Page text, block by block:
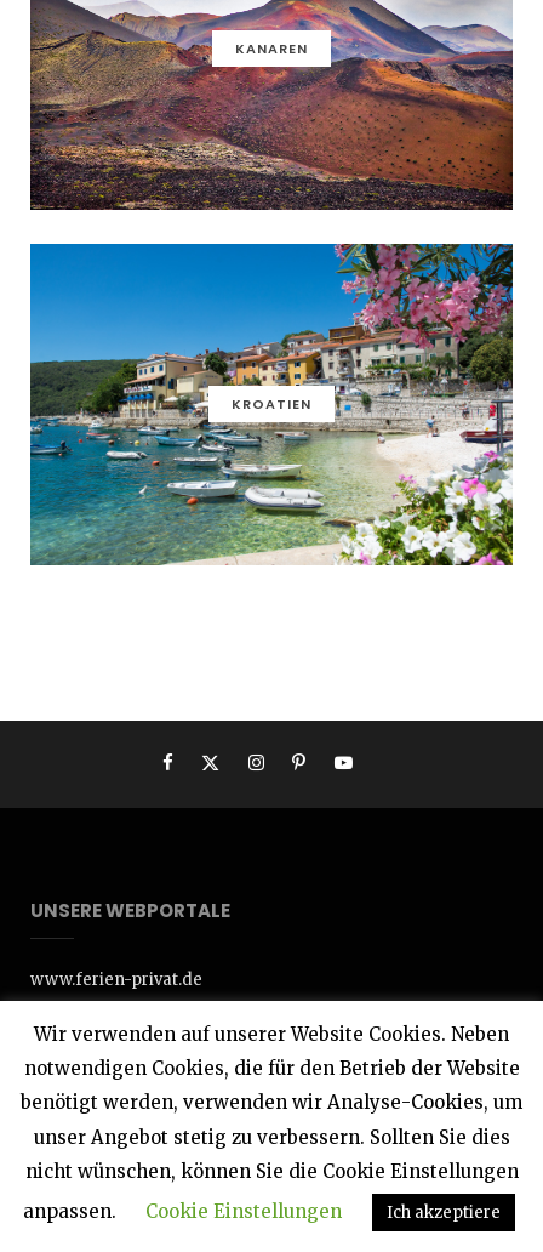
KANAREN
KROATIEN
UNSERE WEBPORTALE
www.ferien-privat.de
www.ferienhausvermittlung.de
www.interdomizil.de
www.meeresblick-baabe.de
Wir verwenden auf unserer Website Cookies. Neben
notwendigen Cookies, die für den Betrieb der Website
benötigt werden, verwenden wir Analyse-Cookies, um
unser Angebot stetig zu verbessern. Sollten Sie dies
nicht wünschen, können Sie die Cookie Einstellungen
anpassen.
Cookie Einstellungen Ich akzeptiere